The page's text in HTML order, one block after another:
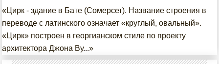
«Цирк - здание в Бате (Сомерсет). Название строения в
переводе с латинского означает «круглый, овальный».
«Цирк» построен в георгианском стиле по проекту
архитектора Джона Ву...»